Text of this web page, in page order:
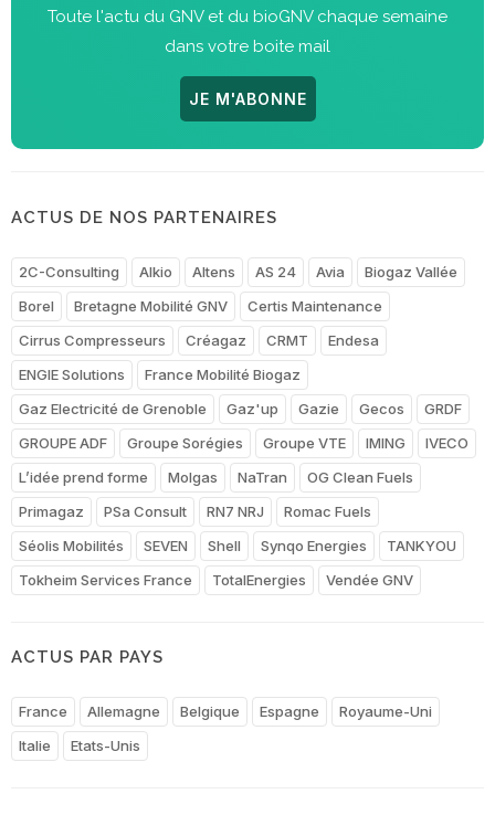
Toute l'actu du GNV et du bioGNV chaque semaine
dans votre boite mail
JE M'ABONNE
ACTUS DE NOS PARTENAIRES
2C-Consulting Alkio Altens AS 24 Avia
Biogaz Vallée
Borel
Bretagne Mobilité GNV
Certis Maintenance
Cirrus Compresseurs
Créagaz CRMT
Endesa
ENGIE Solutions
France Mobilité Biogaz
Gaz Electricité de Grenoble
Gaz'up Gazie Gecos
GRDF
GROUPE ADF
Groupe Sorégies Groupe VTE IMING
IVECO
L’idée prend forme
Molgas NaTran
OG Clean Fuels
Primagaz
PSa Consult RN7 NRJ
Romac Fuels
Séolis Mobilités
SEVEN Shell Synqo Energies
TANKYOU
Tokheim Services France
TotalEnergies Vendée GNV
ACTUS PAR PAYS
France Allemagne Belgique Espagne
Royaume-Uni
Italie
Etats-Unis